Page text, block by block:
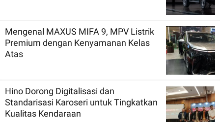
Mengenal MAXUS MIFA 9, MPV Listrik
Premium dengan Kenyamanan Kelas
Atas
Hino Dorong Digitalisasi dan
Standarisasi Karoseri untuk Tingkatkan
Kualitas Kendaraan